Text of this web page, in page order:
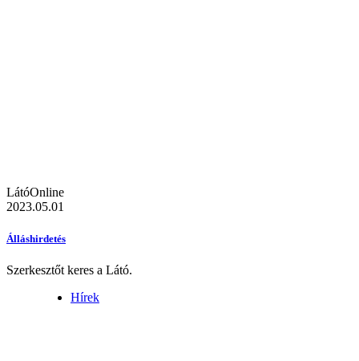
LátóOnline
2023.05.01
Álláshirdetés
Szerkesztőt keres a Látó.
Hírek